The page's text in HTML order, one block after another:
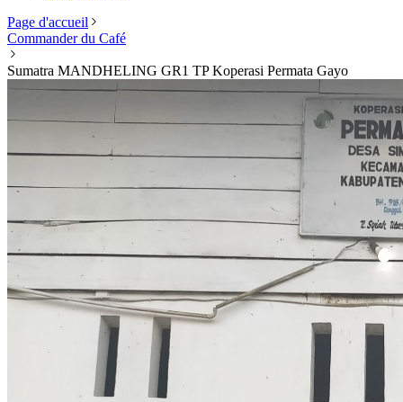
Page d'accueil
Commander du Café
Sumatra MANDHELING GR1 TP Koperasi Permata Gayo